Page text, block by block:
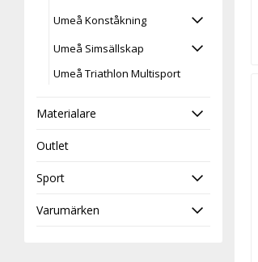
Umeå Konståkning
Umeå Simsällskap
Umeå Triathlon Multisport
Materialare
Outlet
Sport
Varumärken